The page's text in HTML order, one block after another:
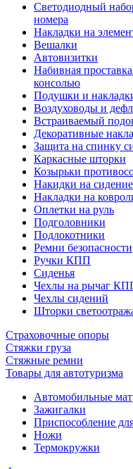
Светодиодный
номера
Накладки на
Вешалки
Автовизитки
Набивная
консолью
Подушки и
Воздуховоды и
Встраиваемый
Декоративные
Защита на спинку
Каркасные шторки
Козырьки
Накидки на сидение
Накладки на
Оплетки на руль
Подголовники
Подлокотники
Ремни безопасности
Ручки КПП
Сиденья
Чехлы на рычаг
Чехлы сидений
Шторки
Страховочные опоры
Стяжки груза
Стяжные ремни
Товары для автотуризма
Автомобильные
Зажигалки
Приспособление
Ножи
Термокружки